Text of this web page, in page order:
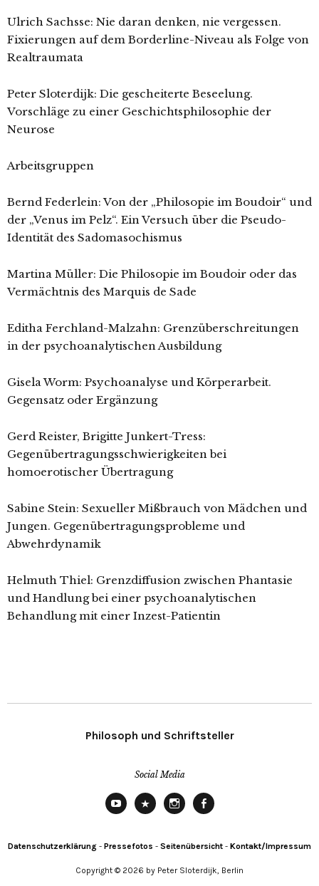
Ulrich Sachsse: Nie daran denken, nie vergessen.
Fixierungen auf dem Borderline-Niveau als Folge von
Realtraumata
Peter Sloterdijk: Die gescheiterte Beseelung.
Vorschläge zu einer Geschichtsphilosophie der
Neurose
Arbeitsgruppen
Bernd Federlein: Von der „Philosopie im Boudoir“ und
der „Venus im Pelz“. Ein Versuch über die Pseudo-
Identität des Sadomasochismus
Martina Müller: Die Philosopie im Boudoir oder das
Vermächtnis des Marquis de Sade
Editha Ferchland-Malzahn: Grenzüberschreitungen
in der psychoanalytischen Ausbildung
Gisela Worm: Psychoanalyse und Körperarbeit.
Gegensatz oder Ergänzung
Gerd Reister, Brigitte Junkert-Tress:
Gegenübertragungsschwierigkeiten bei
homoerotischer Übertragung
Sabine Stein: Sexueller Mißbrauch von Mädchen und
Jungen. Gegenübertragungsprobleme und
Abwehrdynamik
Helmuth Thiel: Grenzdiffusion zwischen Phantasie
und Handlung bei einer psychoanalytischen
Behandlung mit einer Inzest-Patientin
Philosoph und Schriftsteller
Social Media
Datenschutzerklärung - Pressefotos - Seitenübersicht - Kontakt/Impressum
Copyright © 2026 by Peter Sloterdijk, Berlin